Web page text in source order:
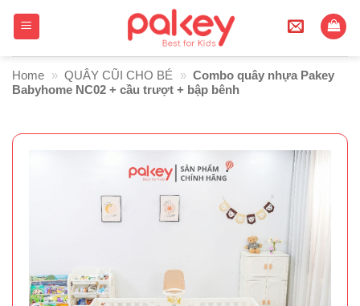
Home » QUÂY CŨI CHO BÉ » Combo quây nhựa Pakey
Babyhome NC02 + cầu trượt + bập bênh